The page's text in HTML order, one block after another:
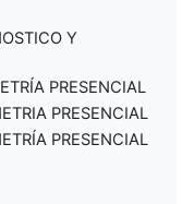
Y
PRESENCIAL
PRESENCIAL
PRESENCIAL